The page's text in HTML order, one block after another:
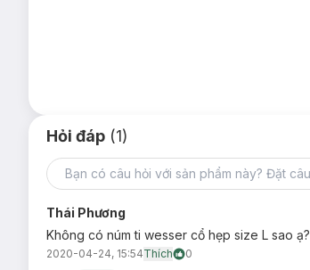
Hỏi đáp (1)
Thái Phương
Không có núm ti wesser cổ hẹp size L sao ạ?
2020-04-24, 15:54Thích
0